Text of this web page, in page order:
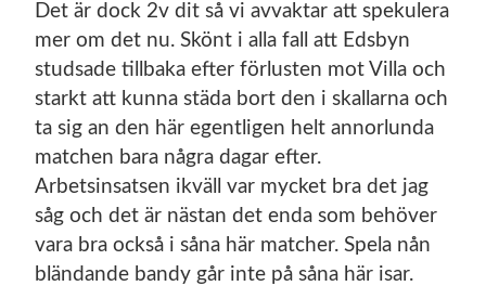
Det är dock 2v dit så vi avvaktar att spekulera
mer om det nu. Skönt i alla fall att Edsbyn
studsade tillbaka efter förlusten mot Villa och
starkt att kunna städa bort den i skallarna och
ta sig an den här egentligen helt annorlunda
matchen bara några dagar efter.
Arbetsinsatsen ikväll var mycket bra det jag
såg och det är nästan det enda som behöver
vara bra också i såna här matcher. Spela nån
bländande bandy går inte på såna här isar.